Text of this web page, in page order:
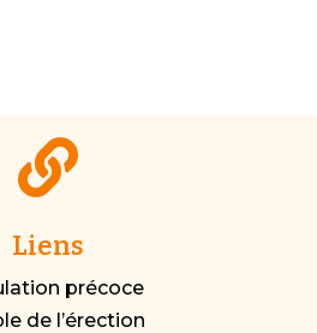

Liens
précoce
de l’érection